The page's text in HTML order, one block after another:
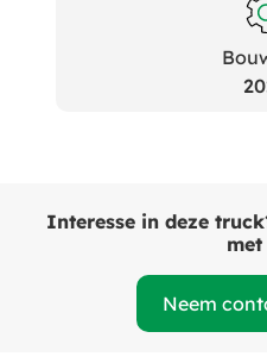
Interesse in deze
met
Neem